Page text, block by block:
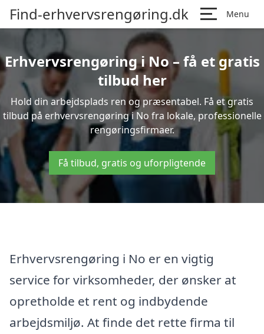
Find-erhvervsrengøring.dk Menu
Erhvervsrengøring i No – få et gratis
tilbud her
Hold din arbejdsplads ren og præsentabel. Få et gratis
tilbud på erhvervsrengøring i No fra lokale, professionelle
rengøringsfirmaer.
Få tilbud, gratis og uforpligtende
Erhvervsrengøring i No er en vigtig
service for virksomheder, der ønsker at
opretholde et rent og indbydende
arbejdsmiljø. At finde det rette firma til